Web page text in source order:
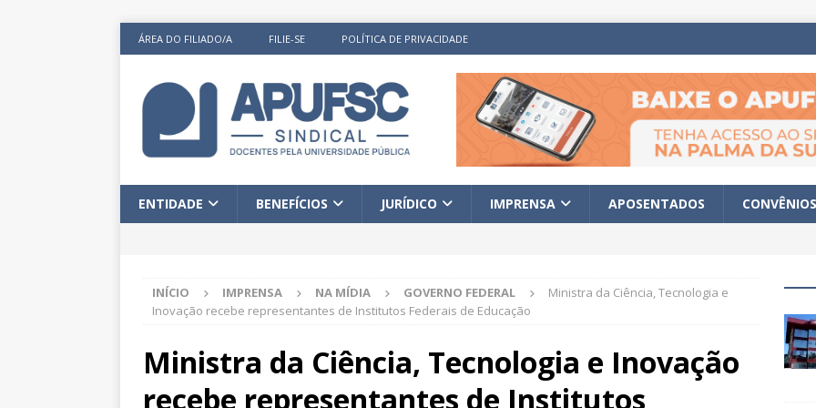
ÁREA DO FILIADO/A FILIE-SE POLÍTICA DE PRIVACIDADE
ENTIDADE BENEFÍCIOS JURÍDICO IMPRENSA APOSENTADOS CONVÊNIOS
INÍCIO IMPRENSA NA MÍDIA GOVERNO FEDERAL
Ministra da Ciência, Tecnologia e
Inovação recebe representantes de Institutos Federais de Educação
Ministra da Ciência, Tecnologia e Inovação
recebe representantes de Institutos